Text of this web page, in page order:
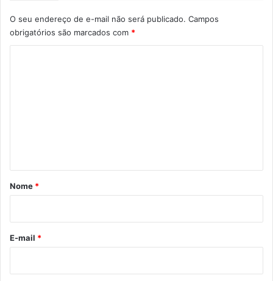
O seu endereço de e-mail não será publicado. Campos
obrigatórios são marcados com *
r
*
Nome *
E-mail *